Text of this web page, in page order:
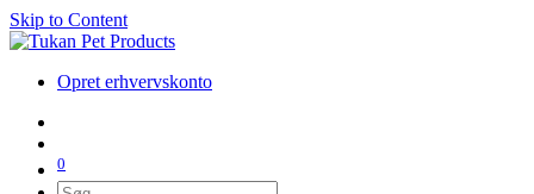
Skip to Content
Opret erhvervskonto
0